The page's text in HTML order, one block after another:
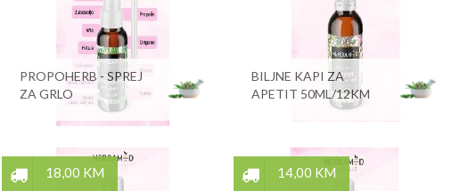
PROPOHERB - SPREJ
ZA GRLO
BILJNE KAPI ZA
APETIT 50ML/12KM
18,00 KM 14,00 KM